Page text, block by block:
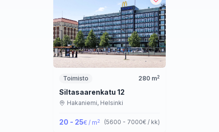
Toimisto 280 m2
Siltasaarenkatu 12
Hakaniemi, Helsinki
20 - 25€ / m2 (5600 - 7000€ / kk)